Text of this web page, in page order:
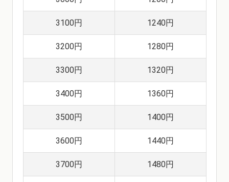
3100円 1240円
3200円 1280円
3300円 1320円
3400円 1360円
3500円 1400円
3600円 1440円
3700円 1480円